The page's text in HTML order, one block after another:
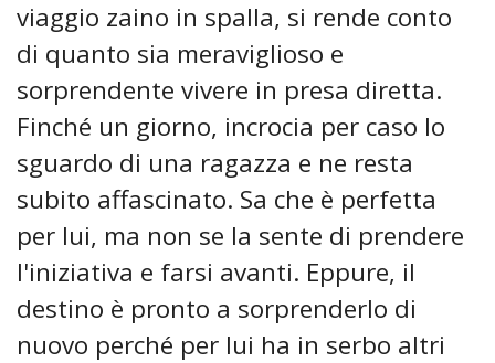
viaggio zaino in spalla, si rende conto
di quanto sia meraviglioso e
sorprendente vivere in presa diretta.
Finché un giorno, incrocia per caso lo
sguardo di una ragazza e ne resta
subito affascinato. Sa che è perfetta
per lui, ma non se la sente di prendere
l'iniziativa e farsi avanti. Eppure, il
destino è pronto a sorprenderlo di
nuovo perché per lui ha in serbo altri